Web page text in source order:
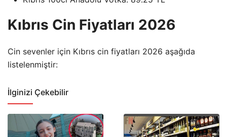
Kıbrıs Cin Fiyatları 2026
Cin sevenler için Kıbrıs cin fiyatları 2026 aşağıda
listelenmiştir:
İlginizi Çekebilir